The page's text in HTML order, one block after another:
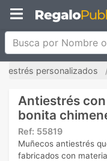
Busca por Nombre o
personalizados
Antiestrés
bonita
Ref: 55819
Muñecos antiestrés
fabricados con